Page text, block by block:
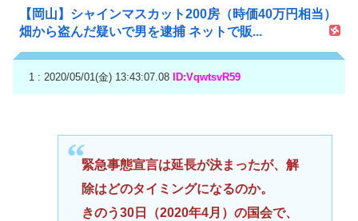
【岡山】シャインマスカット200房（時価40万円相当）
畑から盗んだ疑いで男を逮捕 ネットで販...
1 : 2020/05/01(金) 13:43:07.08 ID:VqwtsvR59
緊急事態宣言は延長が決まったが、解
除はどのタイミングになるのか。
きのう30日（2020年4月）の国会で、